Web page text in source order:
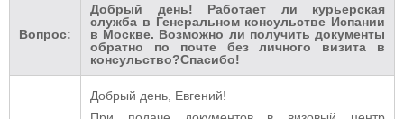
Вопрос:
Добрый день! Работает ли курьерская
служба в Генеральном консульстве Испании
в Москве. Возможно ли получить документы
обратно по почте без личного визита в
консульство?Спасибо!
Добрый день, Евгений!